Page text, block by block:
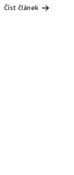
Číst článek